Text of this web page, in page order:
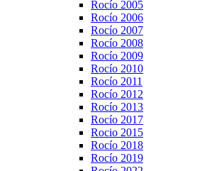
Rocío 2005
Rocío 2006
Rocío 2007
Rocío 2008
Rocío 2009
Rocío 2010
Rocío 2011
Rocío 2012
Rocío 2013
Rocío 2017
Rocio 2015
Rocío 2018
Rocío 2019